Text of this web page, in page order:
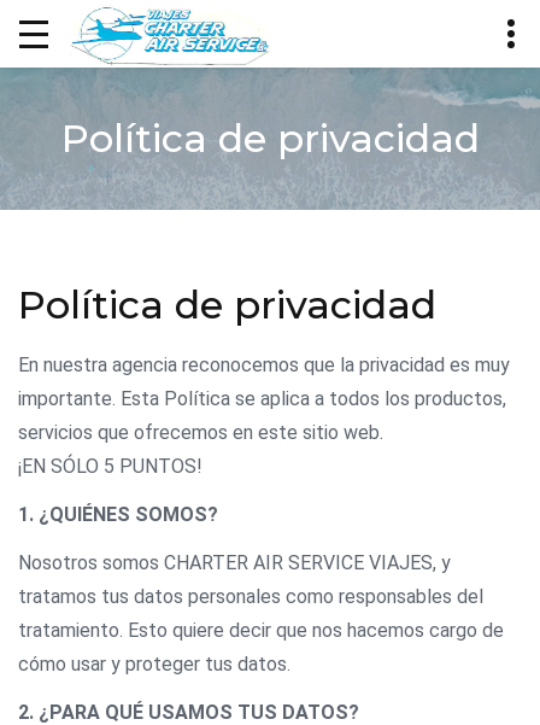
Política de privacidad
Política de privacidad
En nuestra agencia reconocemos que la privacidad es muy
importante. Esta Política se aplica a todos los productos,
servicios que ofrecemos en este sitio web.
¡EN SÓLO 5 PUNTOS!
1. ¿QUIÉNES SOMOS?
Nosotros somos CHARTER AIR SERVICE VIAJES, y
tratamos tus datos personales como responsables del
tratamiento. Esto quiere decir que nos hacemos cargo de
cómo usar y proteger tus datos.
2. ¿PARA QUÉ USAMOS TUS DATOS?